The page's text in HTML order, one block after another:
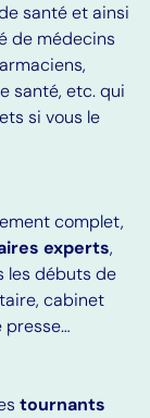
santé et ainsi
de médecins
santé, etc. qui
si vous le
complet,
experts,
les débuts de
cabinet
presse…
tournants